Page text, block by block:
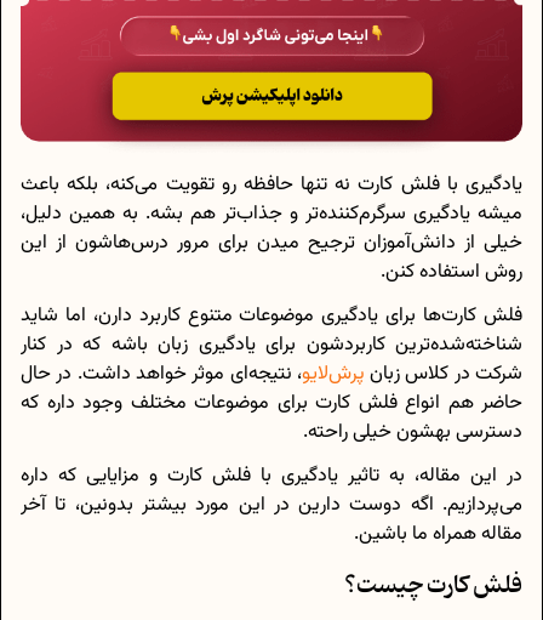
یادگیری با فلش کارت نه تنها حافظه رو تقویت می‌کنه، بلکه باعث
میشه یادگیری سرگرم‌کننده‌تر و جذاب‌تر هم بشه. به همین دلیل،
خیلی از دانش‌آموزان ترجیح میدن برای مرور درس‌هاشون از این
روش استفاده کنن.
فلش کارت‌ها برای یادگیری موضوعات متنوع کاربرد دارن، اما شاید
شناخته‌شده‌ترین کاربردشون برای یادگیری زبان باشه که در کنار
شرکت در کلاس زبان پرش‌لایو، نتیجه‌ای موثر خواهد داشت. در حال
حاضر هم انواع فلش کارت برای موضوعات مختلف وجود داره که
دسترسی بهشون خیلی راحته.
در این مقاله، به تاثیر یادگیری با فلش کارت و مزایایی که داره
می‌پردازیم. اگه دوست دارین در این مورد بیشتر بدونین، تا آخر
مقاله همراه ما باشین.
فلش کارت چیست؟